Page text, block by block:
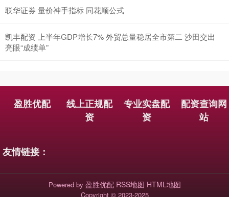
联华证券 量价神手指标 同花顺公式
凯丰配资 上半年GDP增长7% 外贸总量稳居全市第二 沙田交出
亮眼“成绩单”
盈胜优配
线上正规配
资
专业实盘配
资
配资查询网
站
友情链接：
Powered by 盈胜优配 RSS地图 HTML地图
Copyright © 2023-2025